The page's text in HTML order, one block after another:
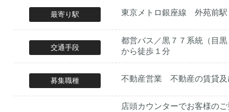
最寄り駅 東京メトロ銀座線 外苑前駅
交通手段
都営バス／黒７７系統（目
から徒歩１分
募集職種 不動産営業 不動産の賃貸及
店頭カウンターでお客様の